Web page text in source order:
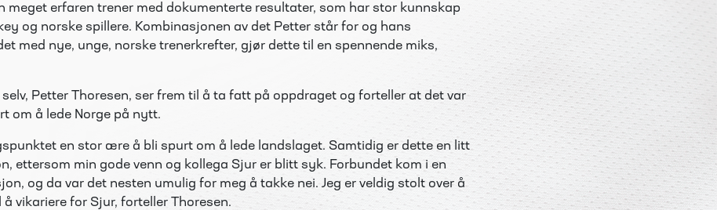
meget erfaren trener med dokumenterte resultater, som har stor kunnskap
og norske spillere. Kombinasjonen av det Petter står for og hans
med nye, unge, norske trenerkrefter, gjør dette til en spennende miks,
selv, Petter Thoresen, ser frem til å ta fatt på oppdraget og forteller at det var
om å lede Norge på nytt.
en stor ære å bli spurt om å lede landslaget. Samtidig er dette en litt
ettersom min gode venn og kollega Sjur er blitt syk. Forbundet kom i en
og da var det nesten umulig for meg å takke nei. Jeg er veldig stolt over å
vikariere for Sjur, forteller Thoresen.